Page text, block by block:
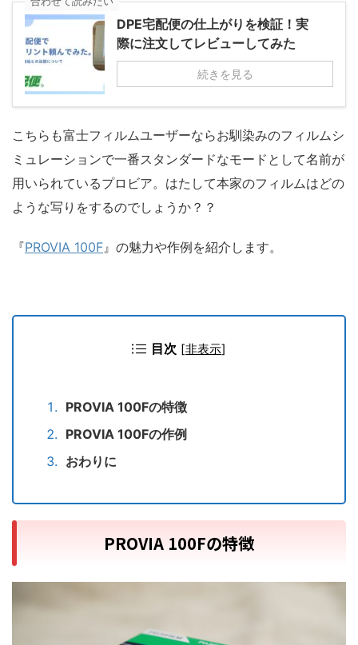
DPE宅配便の仕上がりを検証！実
際に注文してレビューしてみた
続きを見る
こちらも富士フィルムユーザーならお馴染みのフィルムシ
ミュレーションで一番スタンダードなモードとして名前が
用いられているプロビア。はたして本家のフィルムはどの
ような写りをするのでしょうか？？
『PROVIA 100F』の魅力や作例を紹介します。
目次 [非表示]
PROVIA 100Fの特徴
PROVIA 100Fの作例
おわりに
PROVIA 100Fの特徴